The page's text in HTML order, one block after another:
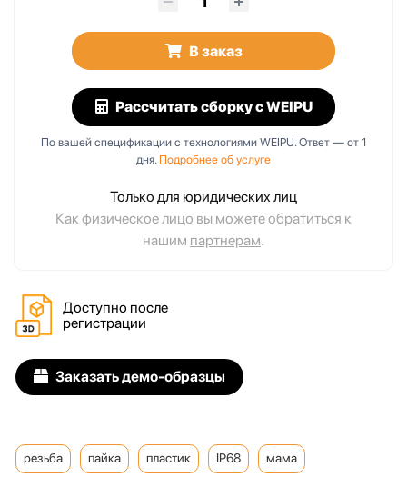
В заказ
Рассчитать сборкус WEIPU
По вашей спецификации с технологиями WEIPU. Ответ — от 1
дня. Подробнее об услуге
Только для юридических лиц
Как физическое лицо вы можете обратиться к
нашим партнерам.
Доступно после
регистрации
Заказать демо-образцы
резьба пайка пластик IP68 мама